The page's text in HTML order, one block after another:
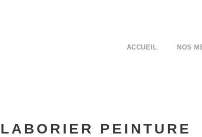
ACCUEIL NOS
LABORIER PEINTURE